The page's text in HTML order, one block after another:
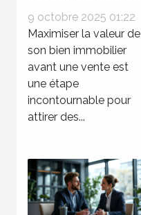
bien avant la
vente :
techniques
éprouvées
9 octobre 2025 01:22
Maximiser la valeur de
son bien immobilier
avant une vente est
une étape
incontournable pour
attirer des...